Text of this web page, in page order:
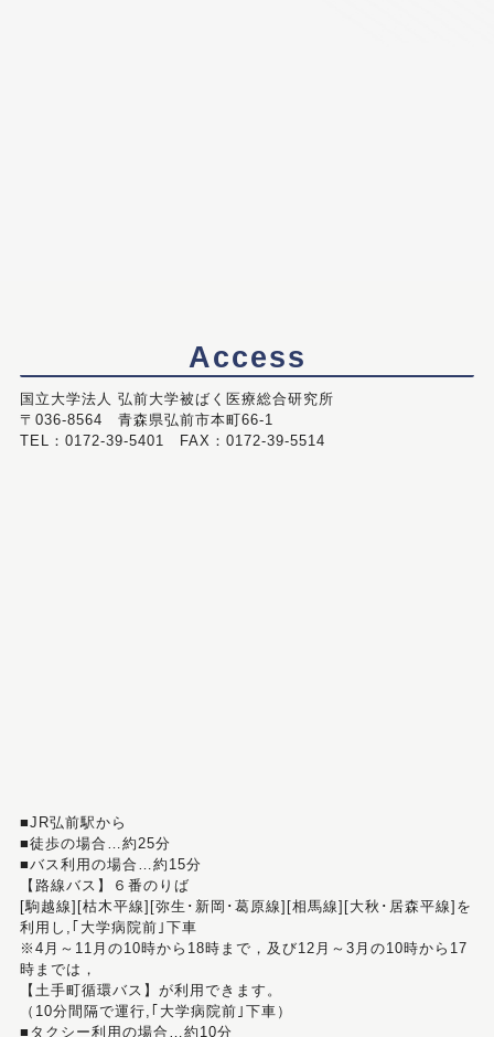
Access
国立大学法人 弘前大学被ばく医療総合研究所
〒036-8564 青森県弘前市本町66-1
TEL：0172-39-5401 FAX：0172-39-5514
■JR弘前駅から
■徒歩の場合…約25分
■バス利用の場合…約15分
【路線バス】６番のりば
[駒越線][枯木平線][弥生･新岡･葛原線][相馬線][大秋･居森平線]を
利用し,｢大学病院前｣下車
※4月～11月の10時から18時まで，及び12月～3月の10時から17
時までは，
【土手町循環バス】が利用できます。
（10分間隔で運行,｢大学病院前｣下車）
■タクシー利用の場合…約10分